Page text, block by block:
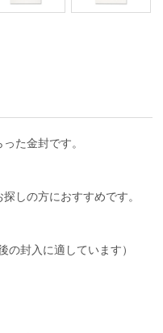
た金封です。
しの方におすすめです。
封入に適しています）